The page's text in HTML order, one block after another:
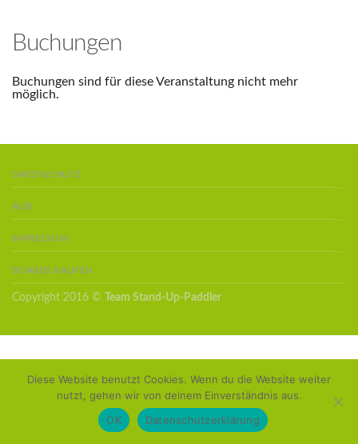
Buchungen
Buchungen sind für diese Veranstaltung nicht mehr
möglich.
DATENSCHUTZ
AGB
IMPRESSUM
BOARDS KAUFEN
Copyright 2016 © Team Stand-Up-Paddler
Diese Website benutzt Cookies. Wenn du die Website weiter
nutzt, gehen wir von deinem Einverständnis aus.
OK
Datenschutzerklärung